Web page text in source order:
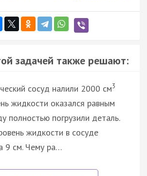
задачей также решают:
сосуд налили 2000 см3
жидкости оказался равным
полностью погрузили деталь.
жидкости в сосуде
9 см. Чему ра…